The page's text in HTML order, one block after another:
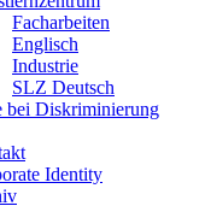
Facharbeiten
Englisch
Industrie
SLZ Deutsch
bei Diskriminierung
Identity